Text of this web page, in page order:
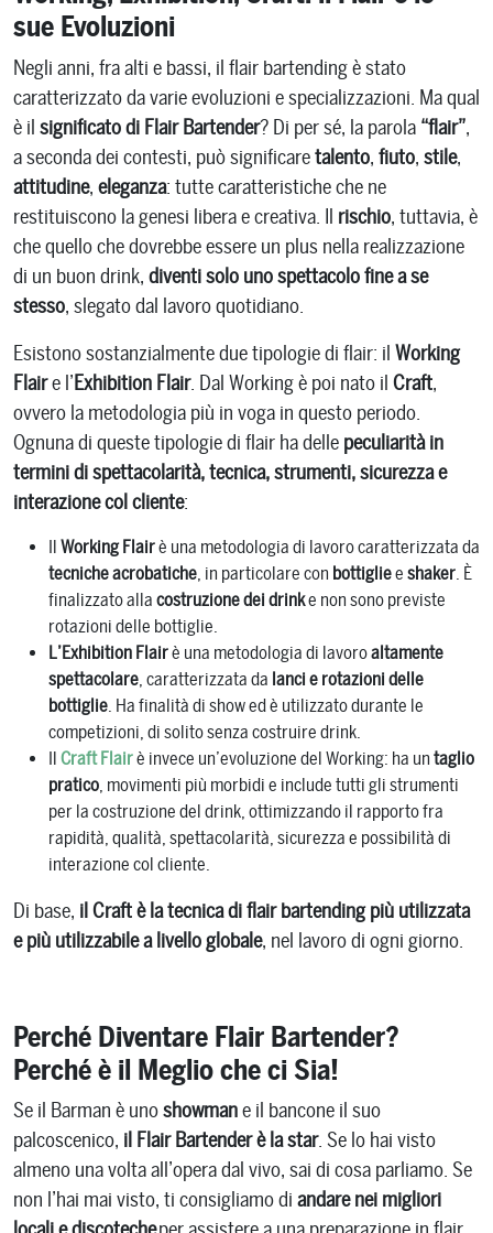
sue Evoluzioni
Il Modafinil è chiamato anche: Provigil, Modalert e Modvigil.
E’ un farmaco che viene usato per trattare la narcolessia. Il
Modafinil (Provigil) è approvato dalla FDA. Scegliamo solo
fornitori affidabili che ci forniscono tutta la documentazione
necessaria e che controllano attentamente la qualità di ogni
prodotto.
Consegna veloce, prezzo basso e completo anonimato sono
fattori importanti per impedirvimodafinil online acquisto
visitare la nostra farmacia. Il primo uno o tre metodi il corpo
opportunità di ottimizzare il lavoro, che fornisce un forte
nootropics – Modafinil.
Negli anni, fra alti e bassi, il flair bartending è stato
caratterizzato da varie evoluzioni e specializzazioni. Ma qual
è il significato di Flair Bartender? Di per sé, la parola “flair”,
a seconda dei contesti, può significaretalento, fiuto, stile,
attitudine, eleganza: tutte caratteristiche che ne
restituiscono la genesi libera e creativa. Il rischio, tuttavia, è
che quello che dovrebbe essere un plus nella realizzazione
di un buon drink, diventi solo uno spettacolo fine a se
stesso, slegato dal lavoro quotidiano.
Esistono sostanzialmente due tipologie di flair: il Working
Flaire l’Exhibition Flair. Dal Working è poi nato il Craft,
ovvero la metodologia più in voga in questo periodo.
Ognuna di queste tipologie di flair ha delle peculiarità in
termini di spettacolarità, tecnica, strumenti, sicurezza e
interazione col cliente:
Il Working Flairè una metodologia di lavoro caratterizzata da
tecniche acrobatiche, in particolare con bottigliee shaker. È
finalizzato alla costruzione dei drinke non sono previste
rotazioni delle bottiglie.
L’Exhibition Flairè una metodologia di lavoroaltamente
spettacolare, caratterizzata da lanci e rotazioni delle
bottiglie. Ha finalità di show ed è utilizzato durante le
competizioni, di solito senza costruire drink.
Il Craft Flairè invece un’evoluzione del Working: ha un taglio
pratico, movimenti più morbidi e include tutti gli strumenti
per la costruzione del drink, ottimizzando il rapporto fra
rapidità, qualità, spettacolarità, sicurezza e possibilità di
interazione col cliente.
Di base, il Craft è la tecnica di flair bartending più utilizzata
e più utilizzabile a livello globale, nel lavoro di ogni giorno.
Perché Diventare Flair Bartender?
Perché è il Meglio che ci Sia!
Se il Barman è unoshowmane il bancone il suo
palcoscenico, il Flair Bartender è la star. Se lo hai visto
almeno una volta all’opera dal vivo, sai di cosa parliamo. Se
non l’hai mai visto, ti consigliamo di andare nei migliori